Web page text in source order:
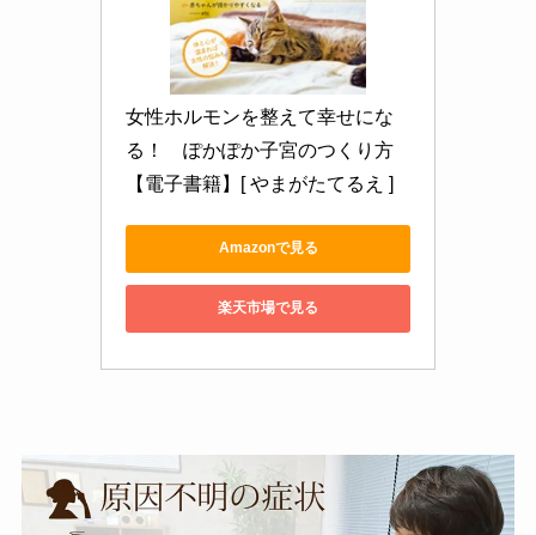
女性ホルモンを整えて幸せにな
る！　ぽかぽか子宮のつくり方
【電子書籍】[ やまがたてるえ ]
Amazonで見る
楽天市場で見る